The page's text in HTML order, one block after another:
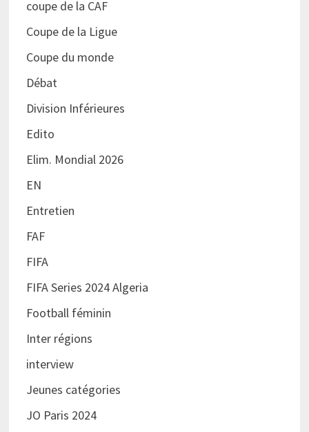
coupe de la CAF
Coupe de la Ligue
Coupe du monde
Débat
Division Inférieures
Edito
Elim. Mondial 2026
EN
Entretien
FAF
FIFA
FIFA Series 2024 Algeria
Football féminin
Inter régions
interview
Jeunes catégories
JO Paris 2024